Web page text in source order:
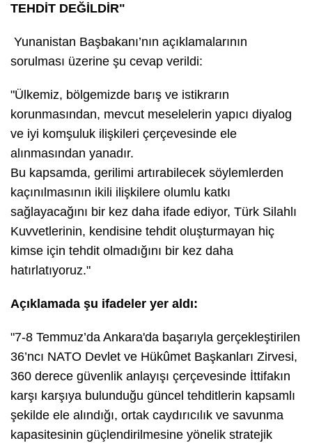
TEHDİT DEĞİLDİR"
Yunanistan Başbakanı’nın açıklamalarının
sorulması üzerine şu cevap verildi:
"Ülkemiz, bölgemizde barış ve istikrarın
korunmasından, mevcut meselelerin yapıcı diyalog
ve iyi komşuluk ilişkileri çerçevesinde ele
alınmasından yanadır.
Bu kapsamda, gerilimi artırabilecek söylemlerden
kaçınılmasının ikili ilişkilere olumlu katkı
sağlayacağını bir kez daha ifade ediyor, Türk Silahlı
Kuvvetlerinin, kendisine tehdit oluşturmayan hiç
kimse için tehdit olmadığını bir kez daha
hatırlatıyoruz."
Açıklamada şu ifadeler yer aldı:
"7-8 Temmuz’da Ankara'da başarıyla gerçekleştirilen
36’ncı NATO Devlet ve Hükûmet Başkanları Zirvesi,
360 derece güvenlik anlayışı çerçevesinde İttifakın
karşı karşıya bulunduğu güncel tehditlerin kapsamlı
şekilde ele alındığı, ortak caydırıcılık ve savunma
kapasitesinin güçlendirilmesine yönelik stratejik